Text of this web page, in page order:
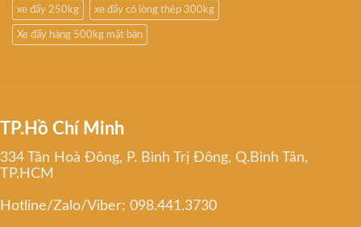
xe đẩy 250kg xe đẩy có lòng thép 300kg
Xe đẩy hàng 500kg mặt bàn
TP.Hồ Chí Minh
334 Tân Hoà Đông, P. Bình Trị Đông, Q.Bình Tân,
TP.HCM
Hotline/Zalo/Viber: 098.441.3730